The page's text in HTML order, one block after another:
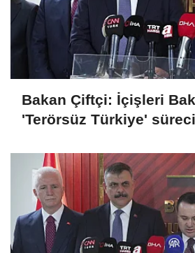
Bakan Çiftçi: İçişleri
'Terörsüz Türkiye'
takip ediyoruz